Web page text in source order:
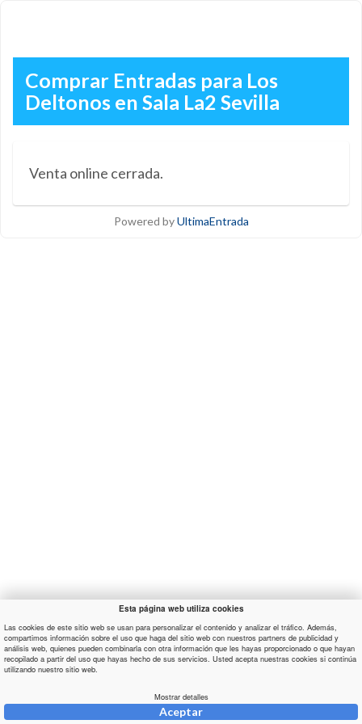
Esta página web utiliza cookies
Las cookies de este sitio web se usan para personalizar el contenido y analizar el tráfico. Además,
compartimos información sobre el uso que haga del sitio web con nuestros partners de publicidad y
análisis web, quienes pueden combinarla con otra información que les hayas proporcionado o que hayan
recopilado a partir del uso que hayas hecho de sus servicios. Usted acepta nuestras cookies si continúa
utilizando nuestro sitio web.
Mostrar detalles
Aceptar
Comprar Entradas para Los
Deltonos en Sala La2 Sevilla
Venta online cerrada.
Powered byUltimaEntrada